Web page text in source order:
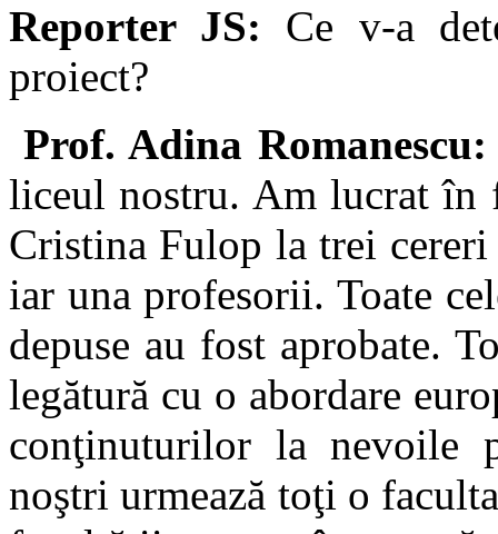
Reporter JS: Ce v-a
proiect?
Prof. Adina Romanescu:
liceul nostru. Am lucrat în
Cristina Fulop la trei
iar una profesorii. Toate
depuse au fost aprobate.
legătură cu o abordare
conţinuturilor la nevoile
noştri urmează toţi o